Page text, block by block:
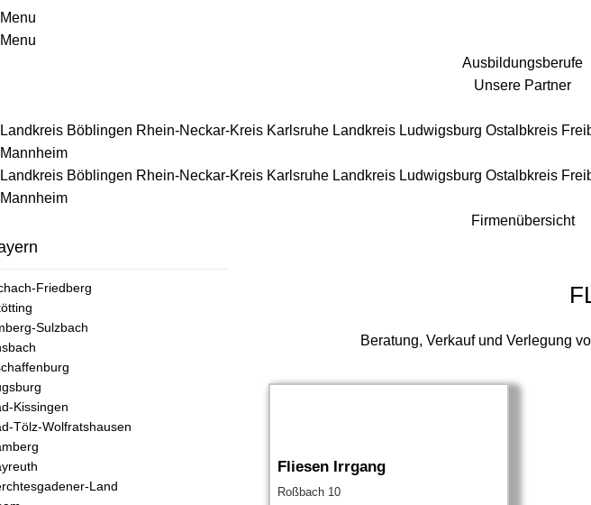
Menu
Menu
Ausbildungsberufe
Unsere Partner
Landkreis Böblingen Rhein-Neckar-Kreis Karlsruhe Landkreis Ludwigsburg Ostalbkreis
Mannheim
Landkreis Böblingen Rhein-Neckar-Kreis Karlsruhe Landkreis Ludwigsburg Ostalbkreis
Mannheim
Firmenübersicht
Friedberg
Sulzbach
Kissingen
Tölz-Wolfratshausen
Land
Beratung, Verkauf und Verlegung
Fliesen Irrgang
Roßbach 10